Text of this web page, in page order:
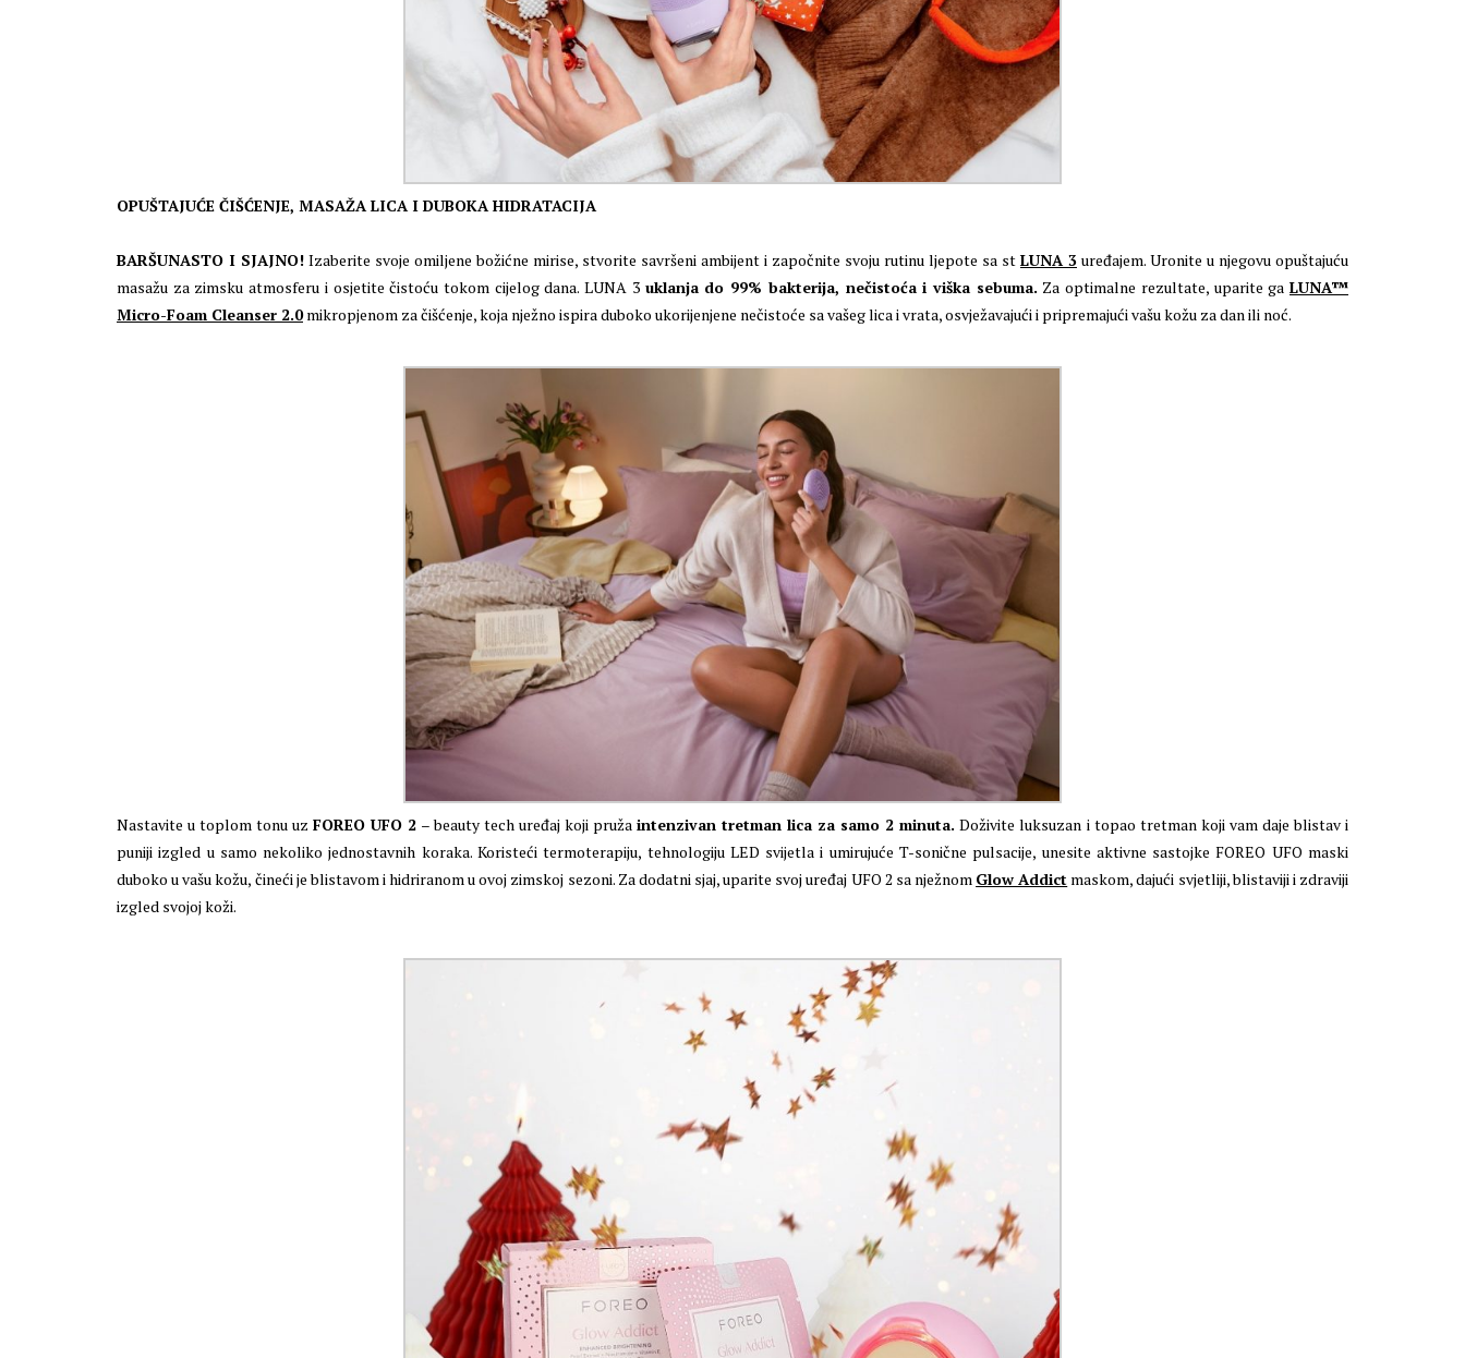
OPUŠTAJUĆE ČIŠĆENJE, MASAŽA LICA I DUBOKA HIDRATACIJA
BARŠUNASTO I SJAJNO! Izaberite svoje omiljene božićne mirise, stvorite savršeni ambijent i započnite svoju rutinu ljepote sa st LUNA 3 uređajem. Uronite u njegovu opuštajuću
masažu za zimsku atmosferu i osjetite čistoću tokom cijelog dana. LUNA 3 uklanja do 99% bakterija, nečistoća i viška sebuma. Za optimalne rezultate, uparite gaLUNA™
Micro-Foam Cleanser 2.0mikropjenom za čišćenje, koja nježno ispira duboko ukorijenjene nečistoće sa vašeg lica i vrata, osvježavajući i pripremajući vašu kožu za dan ili noć.
Nastavite u toplom tonu uzFOREO UFO 2 – beauty tech uređaj koji pruža intenzivan tretman lica za samo 2 minuta. Doživite luksuzan i topao tretman koji vam daje blistav i
puniji izgled u samo nekoliko jednostavnih koraka. Koristeći termoterapiju, tehnologiju LED svijetla i umirujuće T-sonične pulsacije, unesite aktivne sastojke FOREO UFO maski
duboko u vašu kožu, čineći je blistavom i hidriranom u ovoj zimskoj sezoni. Za dodatni sjaj, uparite svoj uređaj UFO 2 sa nježnom Glow Addict maskom, dajući svjetliji, blistaviji i zdraviji
izgled svojoj koži.